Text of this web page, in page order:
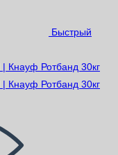
Быстрый